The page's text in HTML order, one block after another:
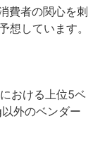
費者の関心を刺
想しています。
おける上位5ベ
外のベンダー